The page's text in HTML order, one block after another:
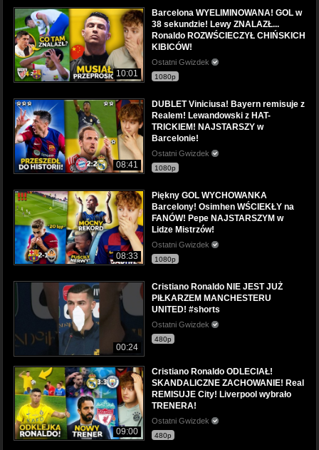
10:01
Barcelona WYELIMINOWANA! GOL w
38 sekundzie! Lewy ZNALAZŁ...
Ronaldo ROZWŚCIECZYŁ CHIŃSKICH
KIBICÓW!
Ostatni Gwizdek
1080p
08:41
DUBLET Viniciusa! Bayern remisuje z
Realem! Lewandowski z HAT-
TRICKIEM! NAJSTARSZY w
Barcelonie!
Ostatni Gwizdek
1080p
08:33
Piękny GOL WYCHOWANKA
Barcelony! Osimhen WŚCIEKŁY na
FANÓW! Pepe NAJSTARSZYM w
Lidze Mistrzów!
Ostatni Gwizdek
1080p
00:24
Cristiano Ronaldo NIE JEST JUŻ
PIŁKARZEM MANCHESTERU
UNITED! #shorts
Ostatni Gwizdek
480p
09:00
Cristiano Ronaldo ODLECIAŁ!
SKANDALICZNE ZACHOWANIE! Real
REMISUJE City! Liverpool wybrało
TRENERA!
Ostatni Gwizdek
480p